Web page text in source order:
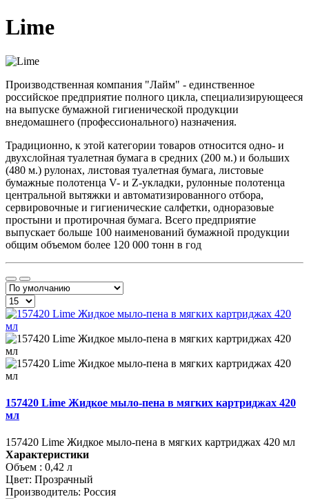
Lime
Производственная компания "Лайм" - единственное
российское предприятие полного цикла, специализирующееся
на выпуске бумажной гигиенической продукции
внедомашнего (профессионального) назначения.
Традиционно, к этой категории товаров относится одно- и
двухслойная туалетная бумага в средних (200 м.) и больших
(480 м.) рулонах, листовая туалетная бумага, листовые
бумажные полотенца V- и Z-укладки, рулонные полотенца
центральной вытяжки и автоматизированного отбора,
сервировочные и гигиенические салфетки, одноразовые
простыни и протирочная бумага. Всего предприятие
выпускает больше 100 наименований бумажной продукции
общим объемом более 120 000 тонн в год
157420 Lime Жидкое мыло-пена в мягких картриджах 420
мл
157420 Lime Жидкое мыло-пена в мягких картриджах 420 мл
Характеристики
Объем : 0,42 л
Цвет: Прозрачный
Производитель: Россия